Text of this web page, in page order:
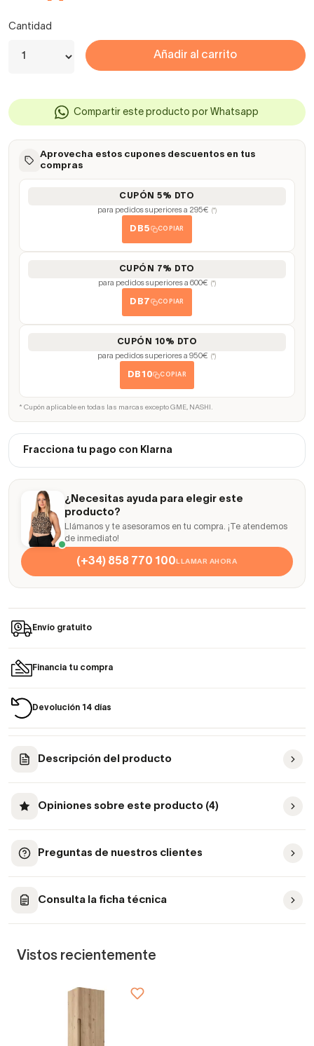
Cantidad
Añadir al carrito
Compartir este producto por Whatsapp
Aprovecha estos cupones descuentos en tus
compras
CUPÓN 5% DTO
para pedidos superiores a 295€ (*)
DB5 COPIAR
CUPÓN 7% DTO
para pedidos superiores a 600€ (*)
DB7 COPIAR
CUPÓN 10% DTO
para pedidos superiores a 950€ (*)
DB10 COPIAR
* Cupón aplicable en todas las marcas excepto GME, NASHI.
Fracciona tu pago con Klarna
¿Necesitas ayuda para elegir este
producto?
Llámanos y te asesoramos en tu compra. ¡Te atendemos
de inmediato!
(+34) 858 770 100LLAMAR AHORA
Envío gratuito
Financia tu compra
Devolución 14 días
Descripción del producto
Opiniones sobre este producto (4)
Preguntas de nuestros clientes
Consulta la ficha técnica
Vistos recientemente